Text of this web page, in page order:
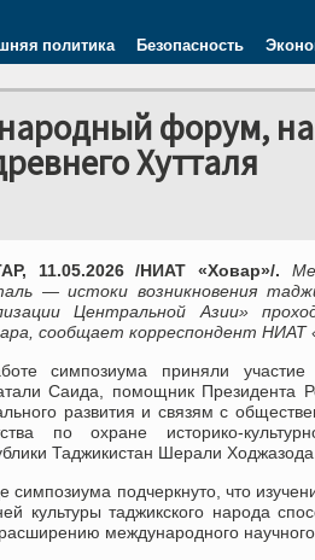
политика Безопасность
форум,
Хутталя
11.05.2026 /НИАТ «Ховар»/.
— истоки возникновения
Центральной Азии»
сообщает корреспондент НИАТ
симпозиума приняли участие
Саида, помощник Президента
развития и связям с
по охране историко-
Таджикистан Шерали Ходжазода.
симпозиума подчеркнуто, что
культуры таджикского народа
международного научного